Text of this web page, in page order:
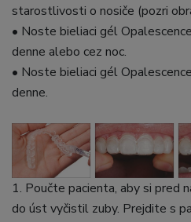
starostlivosti o nosiče (pozri
• Noste bieliaci gél
denne alebo cez noc.
• Noste bieliaci gél
denne.
1. Poučte pacienta, aby si pred
do úst vyčistil zuby. Prejdite s